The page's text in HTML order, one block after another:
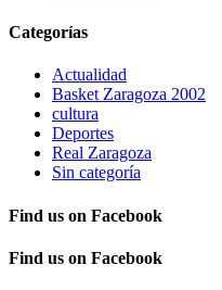
Categorías
Actualidad
Basket Zaragoza 2002
cultura
Deportes
Real Zaragoza
Sin categoría
Find us on Facebook
Find us on Facebook